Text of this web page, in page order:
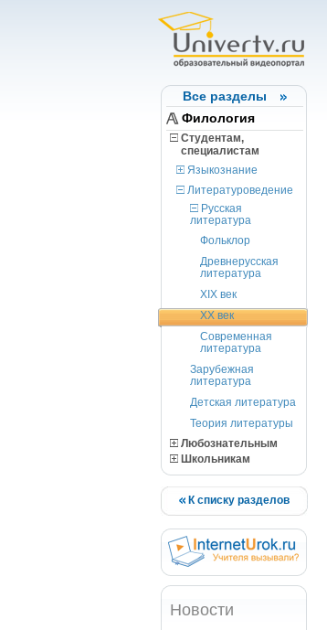
Все разделы
Филология
Студентам,
cпециалистам
Языкознание
Литературоведение
Русская
литература
Фольклор
Древнерусская
литература
XIX век
XX век
Современная
литература
Зарубежная
литература
Детская литература
Теория литературы
Любознательным
Школьникам
К списку разделов
Новости